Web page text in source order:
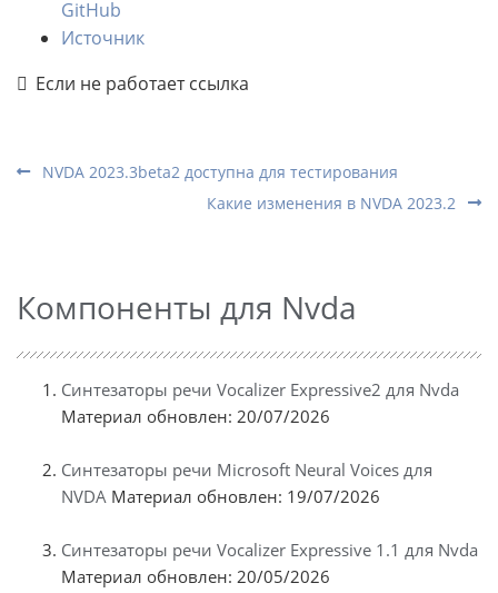
GitHub
Источник
Если не работает ссылка
NVDA 2023.3beta2 доступна для тестирования
Какие изменения в NVDA 2023.2
Компоненты для Nvda
Синтезаторы речи Vocalizer Expressive2 для Nvda
Материал обновлен: 20/07/2026
Синтезаторы речи Microsoft Neural Voices для
NVDA Материал обновлен: 19/07/2026
Синтезаторы речи Vocalizer Expressive 1.1 для Nvda
Материал обновлен: 20/05/2026